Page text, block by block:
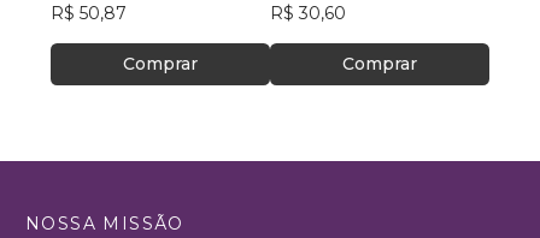
R$ 50,87
Comprar
ASSISTÊNCIA SOCIAL–
CREAS
R$ 30,60
Comprar
NOSSA MISSÃO